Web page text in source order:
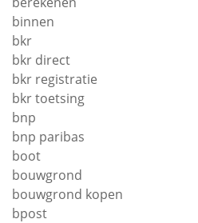
binnen
bkr
bkr direct
bkr registratie
bkr toetsing
bnp
bnp paribas
boot
bouwgrond
bouwgrond kopen
bpost